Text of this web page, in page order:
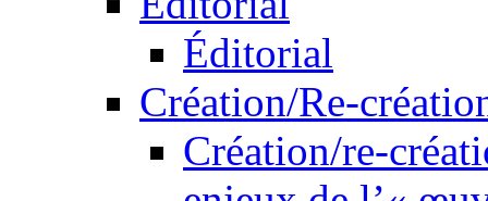
Éditorial
Création/Re-
Création/re-